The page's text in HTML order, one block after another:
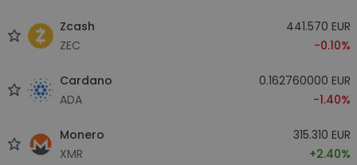
Zcash
ZEC
441.570 EUR
-0.10%
Cardano
ADA
0.162760000 EUR
-1.40%
Monero
XMR
315.310 EUR
+2.40%